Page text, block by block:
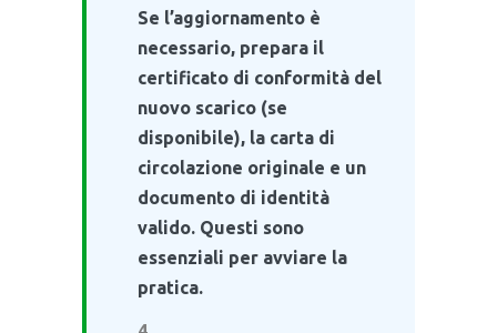
Se l’aggiornamento è
necessario, prepara il
certificato di conformità del
nuovo scarico (se
disponibile), la carta di
circolazione originale e un
documento di identità
valido. Questi sono
essenziali per avviare la
pratica.